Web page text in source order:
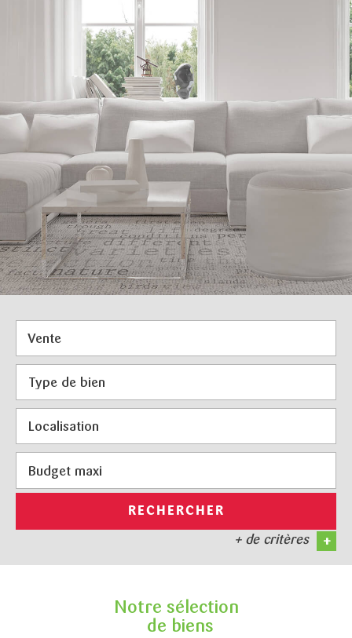
Vente
10KM 25KM
RECHERCHER
+ de critères +
Notre sélection
de biens